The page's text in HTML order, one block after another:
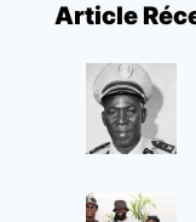
Article